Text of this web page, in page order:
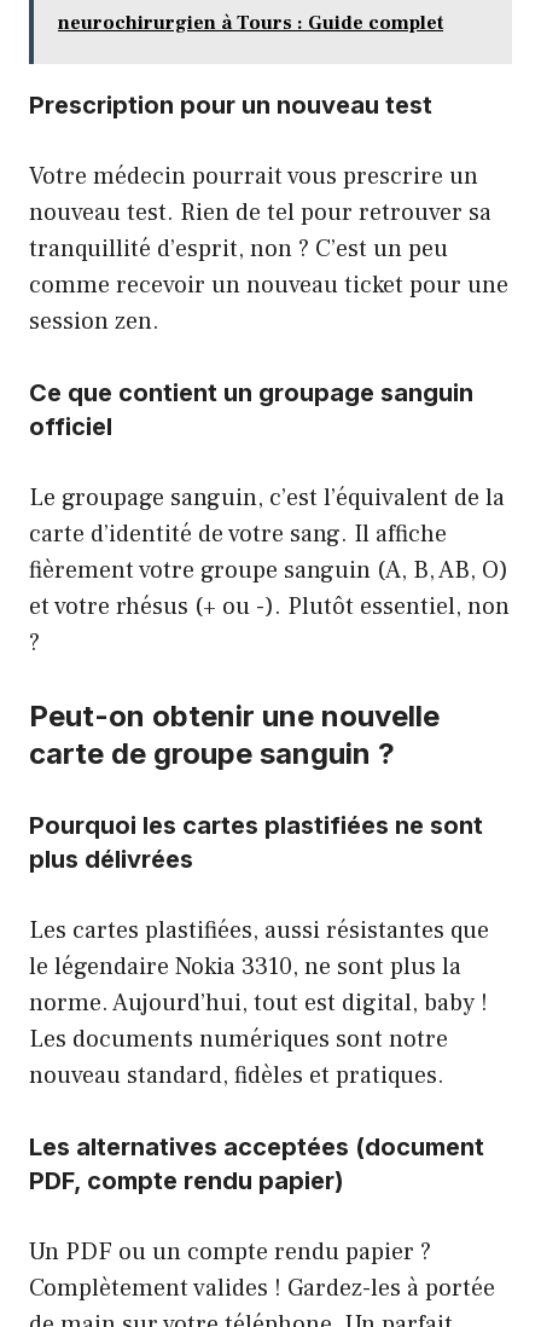
neurochirurgien à Tours : Guide complet
Prescription pour un nouveau test
Votre médecin pourrait vous prescrire un
nouveau test. Rien de tel pour retrouver sa
tranquillité d’esprit, non ? C’est un peu
comme recevoir un nouveau ticket pour une
session zen.
Ce que contient un groupage sanguin
officiel
Le groupage sanguin, c’est l’équivalent de la
carte d’identité de votre sang. Il affiche
fièrement votre groupe sanguin (A, B, AB, O)
et votre rhésus (+ ou -). Plutôt essentiel, non
?
Peut-on obtenir une nouvelle
carte de groupe sanguin ?
Pourquoi les cartes plastifiées ne sont
plus délivrées
Les cartes plastifiées, aussi résistantes que
le légendaire Nokia 3310, ne sont plus la
norme. Aujourd’hui, tout est digital, baby !
Les documents numériques sont notre
nouveau standard, fidèles et pratiques.
Les alternatives acceptées (document
PDF, compte rendu papier)
Un PDF ou un compte rendu papier ?
Complètement valides ! Gardez-les à portée